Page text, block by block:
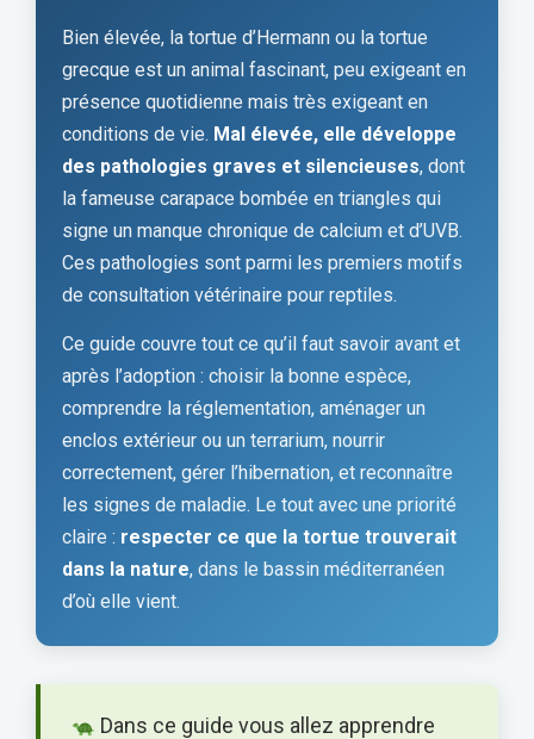
Bien élevée, la tortue d’Hermann ou la tortue
grecque est un animal fascinant, peu exigeant en
présence quotidienne mais très exigeant en
conditions de vie. Mal élevée, elle développe
des pathologies graves et silencieuses, dont
la fameuse carapace bombée en triangles qui
signe un manque chronique de calcium et d’UVB.
Ces pathologies sont parmi les premiers motifs
de consultation vétérinaire pour reptiles.
Ce guide couvre tout ce qu’il faut savoir avant et
après l’adoption : choisir la bonne espèce,
comprendre la réglementation, aménager un
enclos extérieur ou un terrarium, nourrir
correctement, gérer l’hibernation, et reconnaître
les signes de maladie. Le tout avec une priorité
claire : respecter ce que la tortue trouverait
dans la nature, dans le bassin méditerranéen
d’où elle vient.
Dans ce guide vous allez apprendre